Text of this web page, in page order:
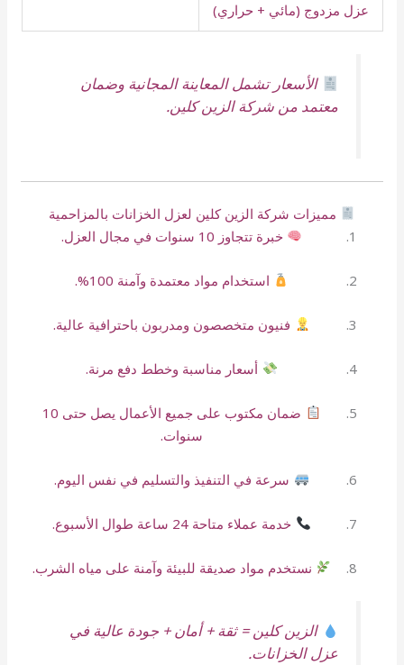
عزل مزدوج (مائي + حراري)
الأسعار تشمل المعاينة المجانية وضمان
معتمد من شركة الزين كلين.
مميزات شركة الزين كلين لعزل الخزانات بالمزاحمية
خبرة تتجاوز 10 سنوات في مجال العزل.
استخدام مواد معتمدة وآمنة 100%.
فنيون متخصصون ومدربون باحترافية عالية.
أسعار مناسبة وخطط دفع مرنة.
ضمان مكتوب على جميع الأعمال يصل حتى 10
سنوات.
سرعة في التنفيذ والتسليم في نفس اليوم.
خدمة عملاء متاحة 24 ساعة طوال الأسبوع.
نستخدم مواد صديقة للبيئة وآمنة على مياه الشرب.
الزين كلين = ثقة + أمان + جودة عالية في
عزل الخزانات.